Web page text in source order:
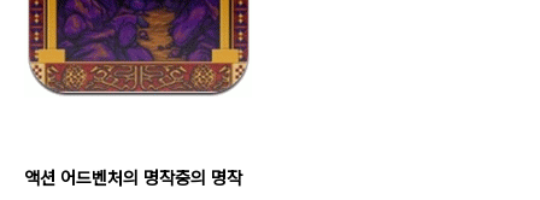
액션 어드벤처의 명작중의 명작